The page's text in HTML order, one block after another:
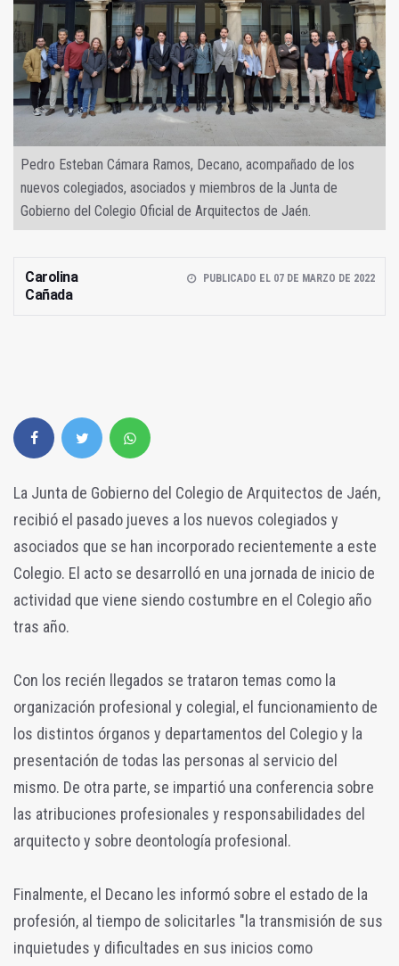
Pedro Esteban Cámara Ramos, Decano, acompañado de los
nuevos colegiados, asociados y miembros de la Junta de
Gobierno del Colegio Oficial de Arquitectos de Jaén.
Carolina
Cañada
PUBLICADO EL 07 DE MARZO DE 2022
La Junta de Gobierno del Colegio de Arquitectos de Jaén,
recibió el pasado jueves a los nuevos colegiados y
asociados que se han incorporado recientemente a este
Colegio. El acto se desarrolló en una jornada de inicio de
actividad que viene siendo costumbre en el Colegio año
tras año.
Con los recién llegados se trataron temas como la
organización profesional y colegial, el funcionamiento de
los distintos órganos y departamentos del Colegio y la
presentación de todas las personas al servicio del
mismo. De otra parte, se impartió una conferencia sobre
las atribuciones profesionales y responsabilidades del
arquitecto y sobre deontología profesional.
Finalmente, el Decano les informó sobre el estado de la
profesión, al tiempo de solicitarles "la transmisión de sus
inquietudes y dificultades en sus inicios como